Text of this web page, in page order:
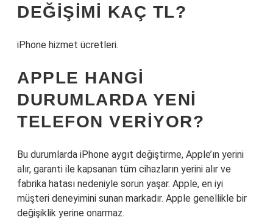
DEĞIŞIMI KAÇ TL?
iPhone hizmet ücretleri.
APPLE HANGI
DURUMLARDA YENI
TELEFON VERIYOR?
Bu durumlarda iPhone aygıt değiştirme, Apple’ın yerini
alır, garanti ile kapsanan tüm cihazların yerini alır ve
fabrika hatası nedeniyle sorun yaşar. Apple, en iyi
müşteri deneyimini sunan markadır. Apple genellikle bir
değişiklik yerine onarmaz.